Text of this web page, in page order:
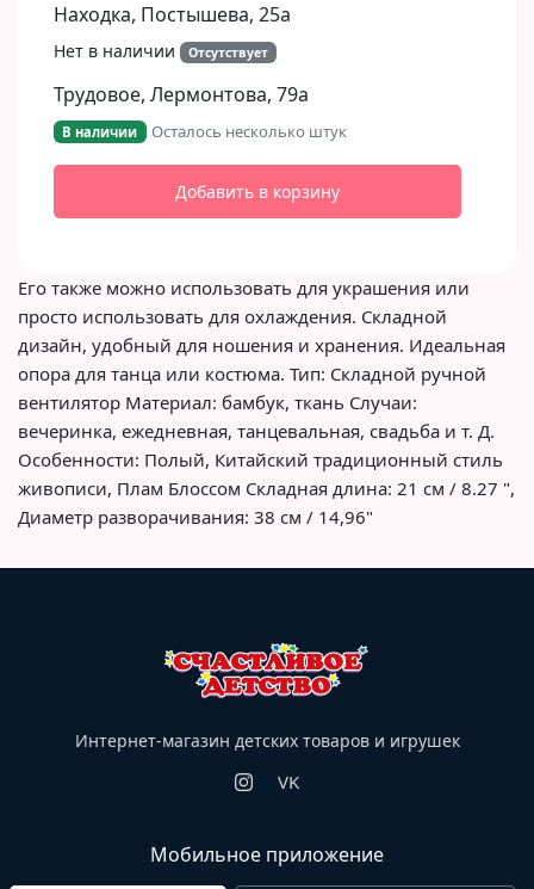
Находка, Постышева, 25а
Нет в наличии Отсутствует
Трудовое, Лермонтова, 79а
В наличии Осталось несколько штук
Добавить в корзину
Его также можно использовать для украшения или
просто использовать для охлаждения. Складной
дизайн, удобный для ношения и хранения. Идеальная
опора для танца или костюма. Тип: Складной ручной
вентилятор Материал: бамбук, ткань Случаи:
вечеринка, ежедневная, танцевальная, свадьба и т. Д.
Особенности: Полый, Китайский традиционный стиль
живописи, Плам Блоссом Складная длина: 21 см / 8.27 ",
Диаметр разворачивания: 38 см / 14,96"
Интернет-магазин детских товаров и игрушек
VK
Мобильное приложение